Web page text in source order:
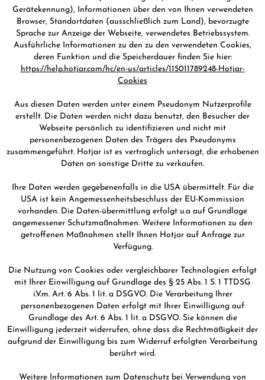
Gerätekennung), Informationen über den von Ihnen verwendeten
Browser, Standortdaten (ausschließlich zum Land), bevorzugte
Sprache zur Anzeige der Webseite, verwendetes Betriebssystem.
Ausführliche Informationen zu den zu den verwendeten Cookies,
deren Funktion und die Speicherdauer finden Sie hier:
https://help.hotjar.com/hc/en-us/articles/115011789248-Hotjar-
Cookies
Aus diesen Daten werden unter einem Pseudonym Nutzerprofile
erstellt. Die Daten werden nicht dazu benutzt, den Besucher der
Webseite persönlich zu identifizieren und nicht mit
personenbezogenen Daten des Trägers des Pseudonyms
zusammengeführt. Hotjar ist es vertraglich untersagt, die erhobenen
Daten an sonstige Dritte zu verkaufen.
Ihre Daten werden gegebenenfalls in die USA übermittelt. Für die
USA ist kein Angemessenheitsbeschluss der EU-Kommission
vorhanden. Die Daten-übermittlung erfolgt u.a auf Grundlage
angemessener Schutzmaßnahmen. Weitere Informationen zu den
getroffenen Maßnahmen stellt Ihnen Hotjar auf Anfrage zur
Verfügung.
Die Nutzung von Cookies oder vergleichbarer Technologien erfolgt
mit Ihrer Einwilligung auf Grundlage des § 25 Abs. 1 S. 1 TTDSG
i.V.m. Art. 6 Abs. 1 lit. a DSGVO. Die Verarbeitung Ihrer
personenbezogenen Daten erfolgt mit Ihrer Einwilligung auf
Grundlage des Art. 6 Abs. 1 lit. a DSGVO. Sie können die
Einwilligung jederzeit widerrufen, ohne dass die Rechtmäßigkeit der
aufgrund der Einwilligung bis zum Widerruf erfolgten Verarbeitung
berührt wird.
Weitere Informationen zum Datenschutz bei Verwendung von